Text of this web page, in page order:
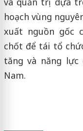
hoạch vùng
xuất nguồn gốc
chốt để tái tổ
tăng và năng lực
Nam.